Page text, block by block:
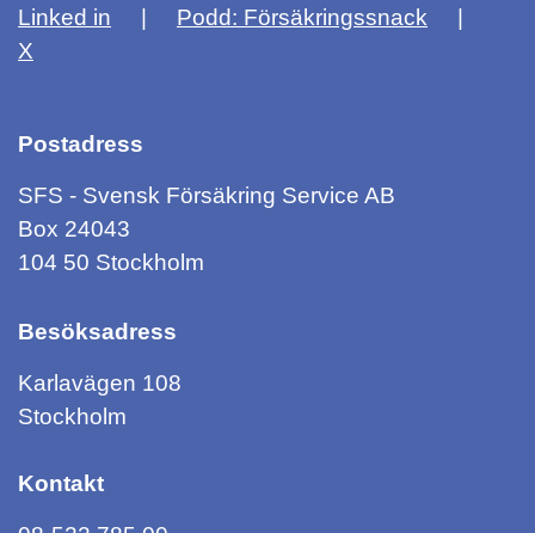
Linked in
Podd: Försäkringssnack
X
Postadress
SFS - Svensk Försäkring Service AB
Box 24043
104 50 Stockholm
Besöksadress
Karlavägen 108
Stockholm
Kontakt